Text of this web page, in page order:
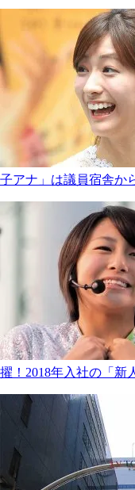
子アナ」は議員宿舎か
擢！2018年入社の「新